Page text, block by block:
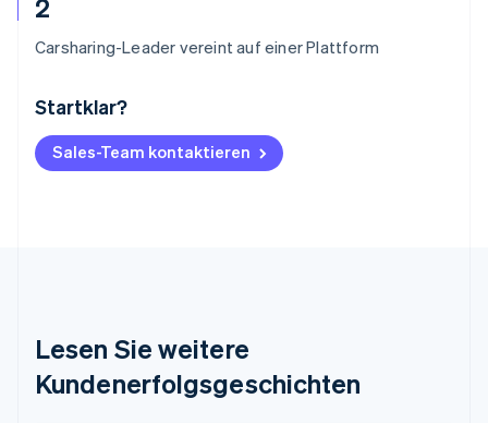
2
Carsharing-Leader vereint auf einer Plattform
Startklar?
Sales-Team kontaktieren
Lesen Sie weitere
Kundenerfolgsgeschichten
Australien
Belgien
NederlandsFrançaisDeutschEnglish
DeutschEnglish
English